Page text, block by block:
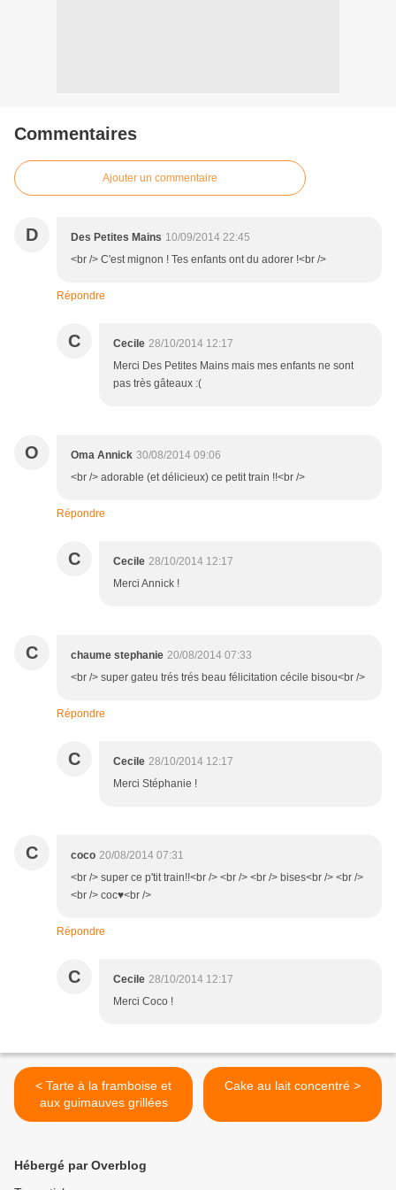
Commentaires
Ajouter un commentaire
D Des Petites Mains 10/09/2014 22:45
<br /> C'est mignon ! Tes enfants ont du adorer !<br />
Répondre
C Cecile 28/10/2014 12:17
Merci Des Petites Mains mais mes enfants ne sont
pas très gâteaux :(
O Oma Annick 30/08/2014 09:06
<br /> adorable (et délicieux) ce petit train !!<br />
Répondre
C Cecile 28/10/2014 12:17
Merci Annick !
C chaume stephanie 20/08/2014 07:33
<br /> super gateu trés trés beau félicitation cécile bisou<br />
Répondre
C Cecile 28/10/2014 12:17
Merci Stéphanie !
C coco 20/08/2014 07:31
<br /> super ce p'tit train!!<br /> <br /> <br /> bises<br /> <br />
<br /> coc♥<br />
Répondre
C Cecile 28/10/2014 12:17
Merci Coco !
< Tarte à la framboise et
aux guimauves grillées
Cake au lait concentré >
Hébergé par Overblog